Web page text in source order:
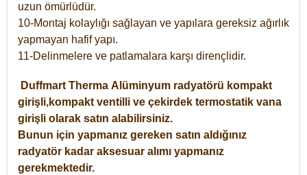
uzun ömürlüdür.
10-Montaj kolaylığı sağlayan ve yapılara gereksiz ağırlık
yapmayan hafif yapı.
11-Delinmelere ve patlamalara karşı dirençlidir.
Duffmart Therma Alüminyum radyatörü kompakt
girişli,kompakt ventilli ve çekirdek termostatik vana
girişli olarak satın alabilirsiniz.
Bunun için yapmanız gereken satın aldığınız
radyatör kadar aksesuar alımı yapmanız
gerekmektedir.